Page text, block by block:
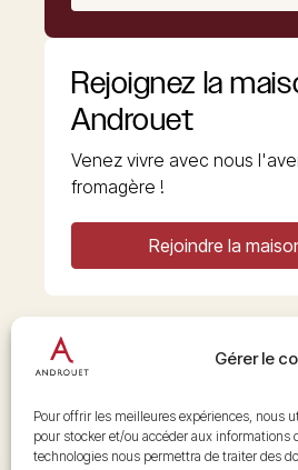
Gérer le
Pour offrir les meilleures expériences, nous
pour stocker et/ou accéder aux informations
technologies nous permettra de traiter des
Rejoignez la
Androuet
Venez vivre avec nous
fromagère !
Rejoindre la